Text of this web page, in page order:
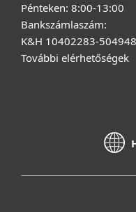
Pénteken: 8:00-13:00
Bankszámlaszám:
K&H 10402283-
További elérhetőségek